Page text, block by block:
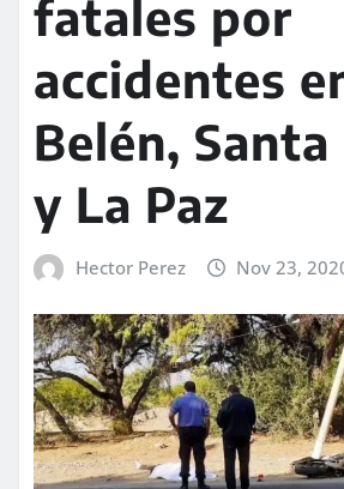
fatales por
accidentes
Belén,
y La Paz
Hector Perez Nov 23,